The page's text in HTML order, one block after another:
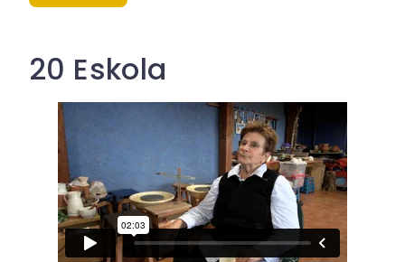
20 Eskola